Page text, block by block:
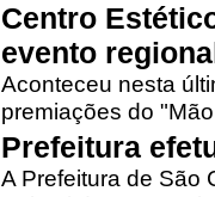
Centro
evento
Aconteceu nesta
premiações do
Prefeitura
A Prefeitura de São